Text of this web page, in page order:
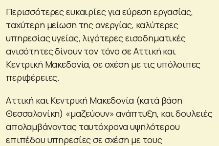
Περισσότερες ευκαιρίες για εύρεση εργασίας,
ταχύτερη μείωση της ανεργίας, καλύτερες
υπηρεσίας υγείας, λιγότερες εισοδηματικές
ανισότητες δίνουν τον τόνο σε Αττική και
Κεντρική Μακεδονία, σε σχέση με τις υπόλοιπες
περιφέρειες.
Αττική και Κεντρική Μακεδονία (κατά βάση
Θεσσαλονίκη) «μαζεύουν» ανάπτυξη, και δουλειές
απολαμβάνοντας ταυτόχρονα υψηλότερου
επιπέδου υπηρεσίες σε σχέση με τους